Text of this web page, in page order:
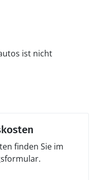
ist nicht
finden Sie im